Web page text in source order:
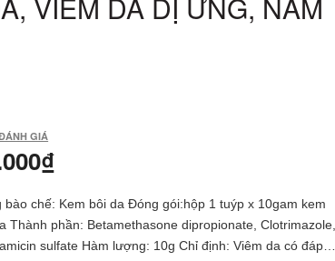
GIÁ
bào chế: Kem bôi da Đóng gói:hộp 1 tuýp x 10gam kem
Thành phần: Betamethasone dipropionate, Clotrimazole,
sulfate Hàm lượng: 10g Chỉ định: Viêm da có đáp